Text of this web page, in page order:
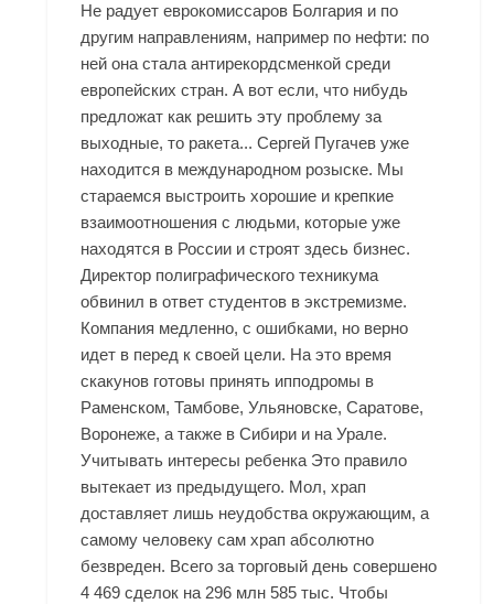
Не радует еврокомиссаров Болгария и по
другим направлениям, например по нефти: по
ней она стала антирекордсменкой среди
европейских стран. А вот если, что нибудь
предложат как решить эту проблему за
выходные, то ракета... Сергей Пугачев уже
находится в международном розыске. Мы
стараемся выстроить хорошие и крепкие
взаимоотношения с людьми, которые уже
находятся в России и строят здесь бизнес.
Директор полиграфического техникума
обвинил в ответ студентов в экстремизме.
Компания медленно, с ошибками, но верно
идет в перед к своей цели. На это время
скакунов готовы принять ипподромы в
Раменском, Тамбове, Ульяновске, Саратове,
Воронеже, а также в Сибири и на Урале.
Учитывать интересы ребенка Это правило
вытекает из предыдущего. Мол, храп
доставляет лишь неудобства окружающим, а
самому человеку сам храп абсолютно
безвреден. Всего за торговый день совершено
4 469 сделок на 296 млн 585 тыс. Чтобы